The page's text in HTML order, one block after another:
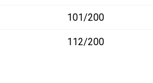
101/200
112/200